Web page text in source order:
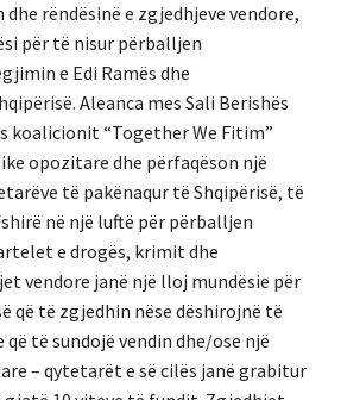
rëndësinë e zgjedhjeve vendore,
për të nisur përballjen
e Edi Ramës dhe
Aleanca mes Sali Berishës
koalicionit “Together We Fitim”
opozitare dhe përfaqëson një
të pakënaqur të Shqipërisë, të
në një luftë për përballjen
e drogës, krimit dhe
vendore janë një lloj mundësie për
që të zgjedhin nëse dëshirojnë të
të sundojë vendin dhe/ose një
– qytetarët e së cilës janë grabitur